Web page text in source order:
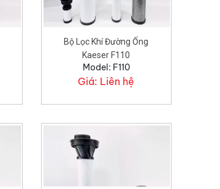
Bộ Lọc Khí Đường Ống
Kaeser F110
Model: F110
Giá: Liên hệ